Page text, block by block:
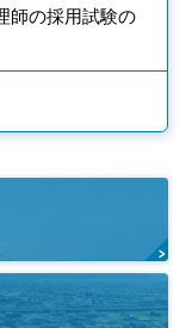
師の採用試験の